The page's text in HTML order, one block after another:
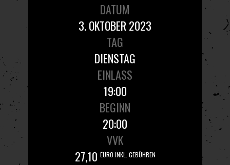
DATUM
3. OKTOBER 2023
TAG
DIENSTAG
EINLASS
19:00
BEGINN
20:00
VVK
27,10 EURO INKL. GEBÜHREN